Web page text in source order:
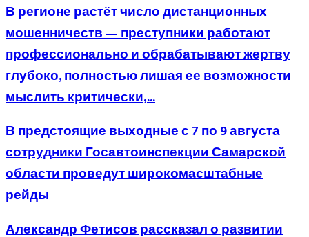
В регионе растёт число дистанционных
мошенничеств — преступники работают
профессионально и обрабатывают жертву
глубоко, полностью лишая ее возможности
мыслить критически,...
В предстоящие выходные с 7 по 9 августа
сотрудники Госавтоинспекции Самарской
области проведут широкомасштабные
рейды
Александр Фетисов рассказал о развитии